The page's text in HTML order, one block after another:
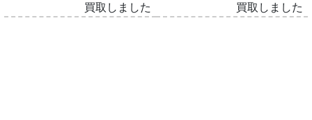
買取しました 買取しました